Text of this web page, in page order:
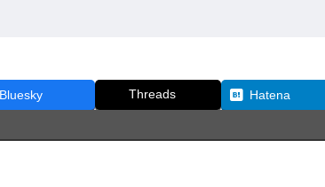
Bluesky Threads Hatena